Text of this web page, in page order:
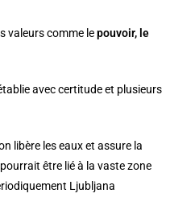
valeurs comme lepouvoir, le
avec certitude et plusieurs
libère les eaux et assure la
être lié à la vaste zone
Ljubljana